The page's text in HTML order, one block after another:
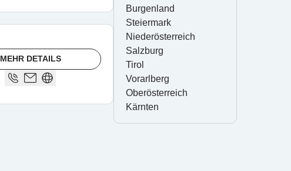
MEHR DETAILS
Burgenland
Steiermark
Niederösterreich
Salzburg
Tirol
Vorarlberg
Oberösterreich
Kärnten